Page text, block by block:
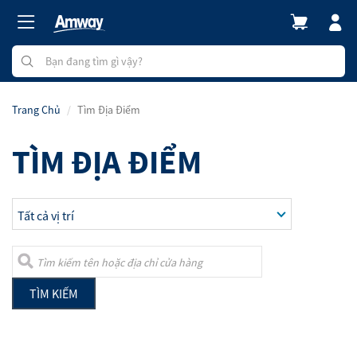
Trang Chủ Tìm Địa Điểm
TÌM ĐỊA ĐIỂM
TÌM KIẾM